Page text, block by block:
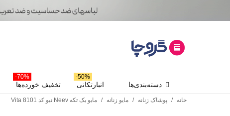
دسته‌بندی‌ها انبارتکانی
50%-
تخفیف خورده‌ها
70%-
خانه / پوشاک زنانه / مایو زنانه / مایو یک تکه Neev نیو کد Vita 8101